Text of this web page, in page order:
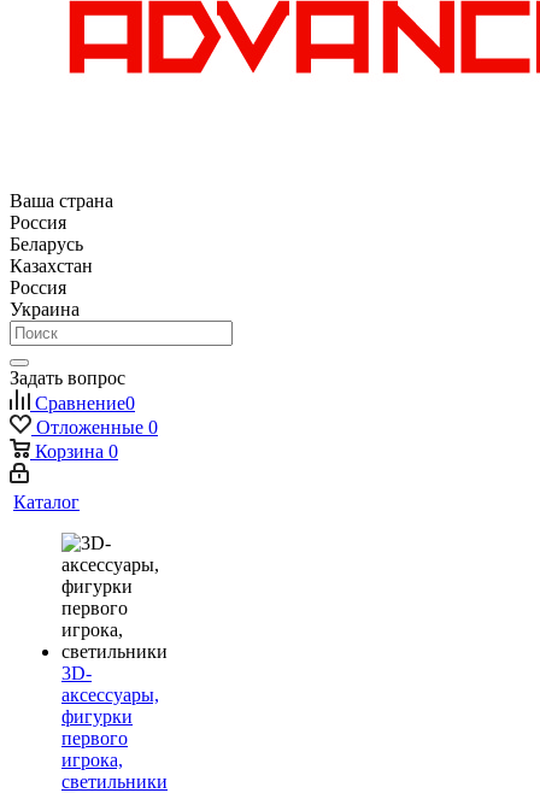
Ваша страна
Россия
Беларусь
Казахстан
Россия
Украина
Задать вопрос
Сравнение0
Отложенные 0
Корзина 0
Каталог
3D-
аксессуары,
фигурки
первого
игрока,
светильники